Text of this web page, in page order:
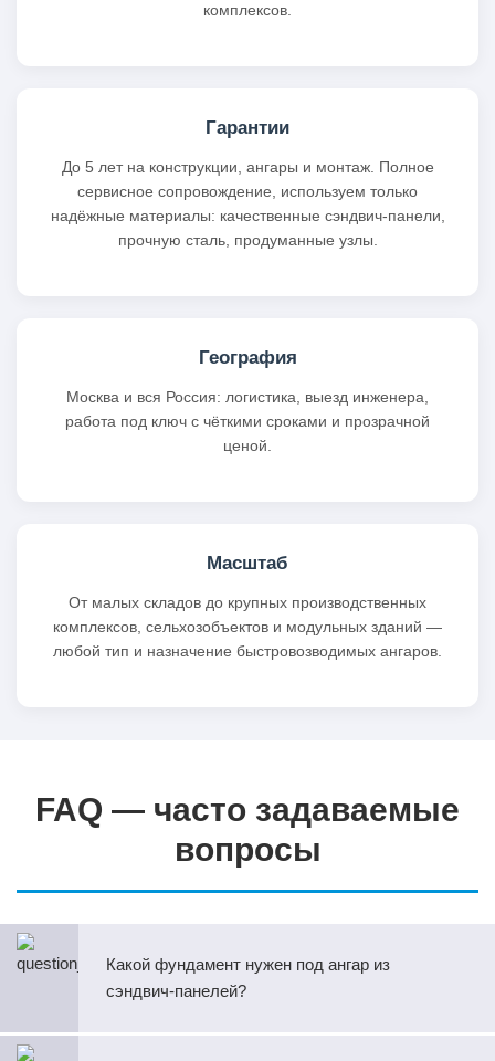
комплексов.
Гарантии
До 5 лет на конструкции, ангары и монтаж. Полное
сервисное сопровождение, используем только
надёжные материалы: качественные сэндвич‑панели,
прочную сталь, продуманные узлы.
География
Москва и вся Россия: логистика, выезд инженера,
работа под ключ с чёткими сроками и прозрачной
ценой.
Масштаб
От малых складов до крупных производственных
комплексов, сельхозобъектов и модульных зданий —
любой тип и назначение быстровозводимых ангаров.
FAQ — часто задаваемые
вопросы
Какой фундамент нужен под ангар из
сэндвич‑панелей?